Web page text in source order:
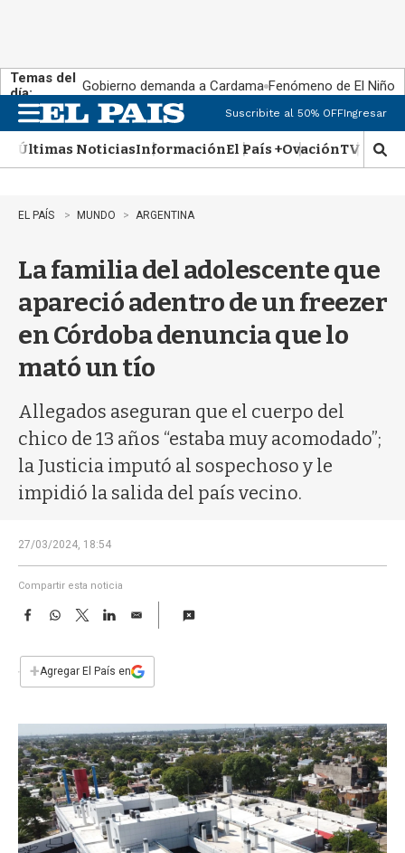
Temas del
día:
Gobierno demanda a Cardama Fenómeno de El Niño
n
u
Suscribite al 50% OFFIngresar
Últimas NoticiasInformaciónEl País +OvaciónTV Show
M
o
r
b
�
EL PAÍS MUNDO ARGENTINA
La familia del adolescente que
apareció adentro de un freezer
en Córdoba denuncia que lo
mató un tío
Allegados aseguran que el cuerpo del
chico de 13 años “estaba muy acomodado”;
la Justicia imputó al sospechoso y le
impidió la salida del país vecino.
27/03/2024, 18:54
Compartir esta noticia
F
e
b
k
W
s
p
T
w
t
L
n
E
i
l
+Agregar El País en